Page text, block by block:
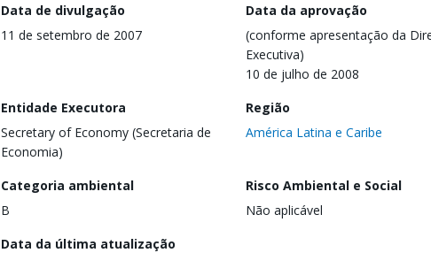
Data de divulgação
11 de setembro de 2007
Data da aprovação
(conforme apresentação da
Executiva)
10 de julho de 2008
Entidade Executora
Secretary of Economy (Secretaria de
Economia)
Região
América Latina e Caribe
Categoria ambiental
B
Risco Ambiental e Social
Não aplicável
Data da última atualização